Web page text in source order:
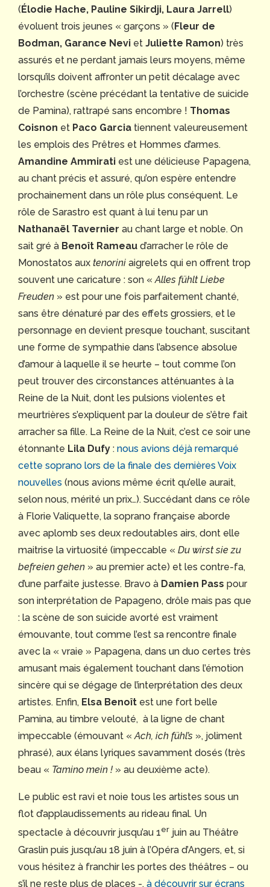
( Élodie Hache, Pauline Sikirdji, Laura Jarrell)
évoluent trois jeunes « garçons » ( Fleur de
Bodman, Garance Nevi et Juliette Ramon) très
assurés et ne perdant jamais leurs moyens, même
lorsqu’ils doivent affronter un petit décalage avec
l’orchestre (scène précédant la tentative de suicide
de Pamina), rattrapé sans encombre ! Thomas
Coisnon et Paco Garcia tiennent valeureusement
les emplois des Prêtres et Hommes d’armes.
Amandine Ammirati est une délicieuse Papagena,
au chant précis et assuré, qu’on espère entendre
prochainement dans un rôle plus conséquent. Le
rôle de Sarastro est quant à lui tenu par un
Nathanaël Tavernier au chant large et noble. On
sait gré à Benoît Rameau d’arracher le rôle de
Monostatos aux tenorini aigrelets qui en offrent trop
souvent une caricature : son «Alles fühlt Liebe
Freuden » est pour une fois parfaitement chanté,
sans être dénaturé par des effets grossiers, et le
personnage en devient presque touchant, suscitant
une forme de sympathie dans l’absence absolue
d’amour à laquelle il se heurte – tout comme l’on
peut trouver des circonstances atténuantes à la
Reine de la Nuit, dont les pulsions violentes et
meurtrières s’expliquent par la douleur de s’être fait
arracher sa fille. La Reine de la Nuit, c’est ce soir une
étonnante Lila Dufy : nous avions déjà remarqué
cette soprano lors de la finale des dernières Voix
nouvelles (nous avions même écrit qu’elle aurait,
selon nous, mérité un prix…). Succédant dans ce rôle
à Florie Valiquette, la soprano française aborde
avec aplomb ses deux redoutables airs, dont elle
maitrise la virtuosité (impeccable « Du wirst sie zu
befreien gehen » au premier acte) et les contre-fa,
d’une parfaite justesse. Bravo à Damien Pass pour
son interprétation de Papageno, drôle mais pas que
: la scène de son suicide avorté est vraiment
émouvante, tout comme l’est sa rencontre finale
avec la « vraie » Papagena, dans un duo certes très
amusant mais également touchant dans l’émotion
sincère qui se dégage de l’interprétation des deux
artistes. Enfin, Elsa Benoît est une fort belle
Pamina, au timbre velouté, à la ligne de chant
impeccable (émouvant «Ach, ich fühl’s », joliment
phrasé), aux élans lyriques savamment dosés (très
beau « Tamino mein ! » au deuxième acte).
Le public est ravi et noie tous les artistes sous un
flot d’applaudissements au rideau final. Un
spectacle à découvrir jusqu’au 1er juin au Théâtre
Graslin puis jusqu’au 18 juin à l’Opéra d’Angers, et, si
vous hésitez à franchir les portes des théâtres – ou
s’il ne reste plus de places -, à découvrir sur écrans